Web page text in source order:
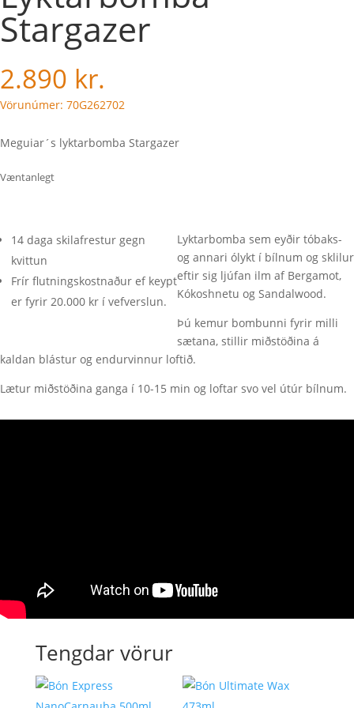
Stargazer
2.890 kr.
Vörunúmer: 70G262702
Meguiar´s lyktarbomba Stargazer
Væntanlegt
14 daga skilafrestur gegn
kvittun
Frír flutningskostnaður ef keypt
er fyrir 20.000 kr í vefverslun.
Lyktarbomba sem eyðir tóbaks-
og annari ólykt í bílnum og sklilur
eftir sig ljúfan ilm af Bergamot,
Kókoshnetu og Sandalwood.
Þú kemur bombunni fyrir milli
sætana, stillir miðstöðina á
kaldan blástur og endurvinnur loftið.
Lætur miðstöðina ganga í 10-15 min og loftar svo vel útúr bílnum.
Tengdar vörur